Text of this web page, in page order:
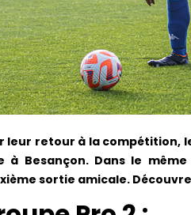
leur retour à la compétition,
à Besançon. Dans le
sortie amicale.